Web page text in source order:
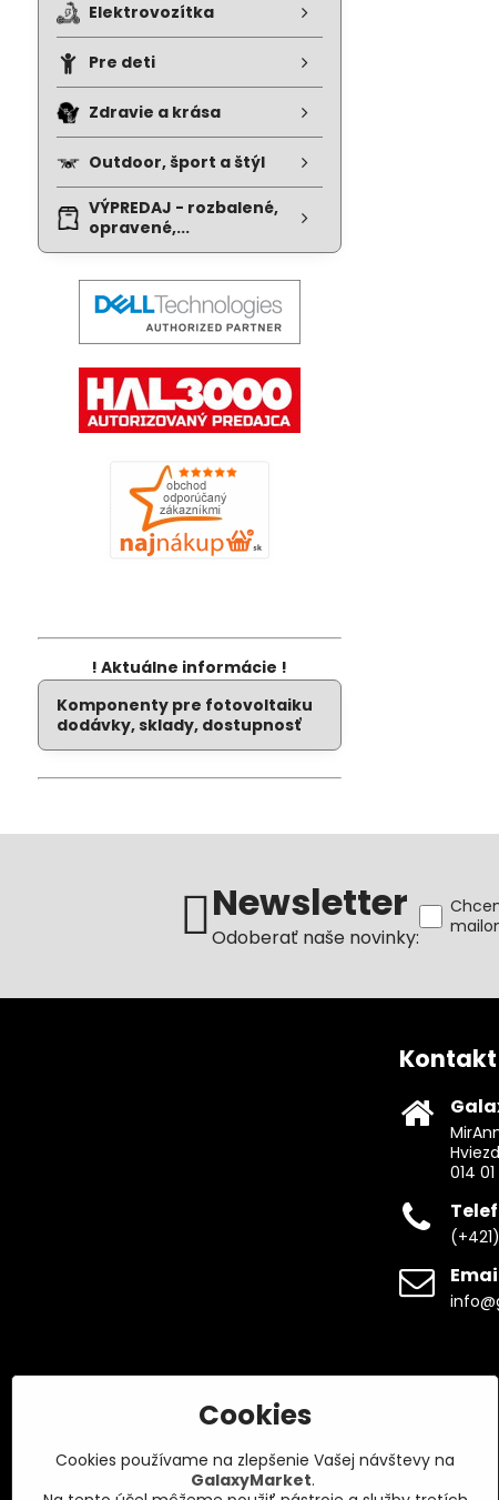
Elektrovozítka
Pre deti
Zdravie a krása
Outdoor, šport a štýl
VÝPREDAJ - rozbalené,
opravené,...
! Aktuálne informácie !
Komponenty pre fotovoltaiku
dodávky, sklady, dostupnosť
Newsletter
Odoberať naše novinky:
Kontakt
014
Cookies
Cookies používame na zlepšenie Vašej návštevy na
GalaxyMarket.